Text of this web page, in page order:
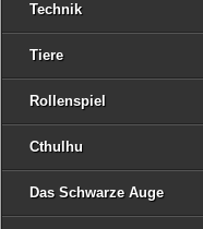
Technik
Tiere
Rollenspiel
Cthulhu
Das Schwarze Auge